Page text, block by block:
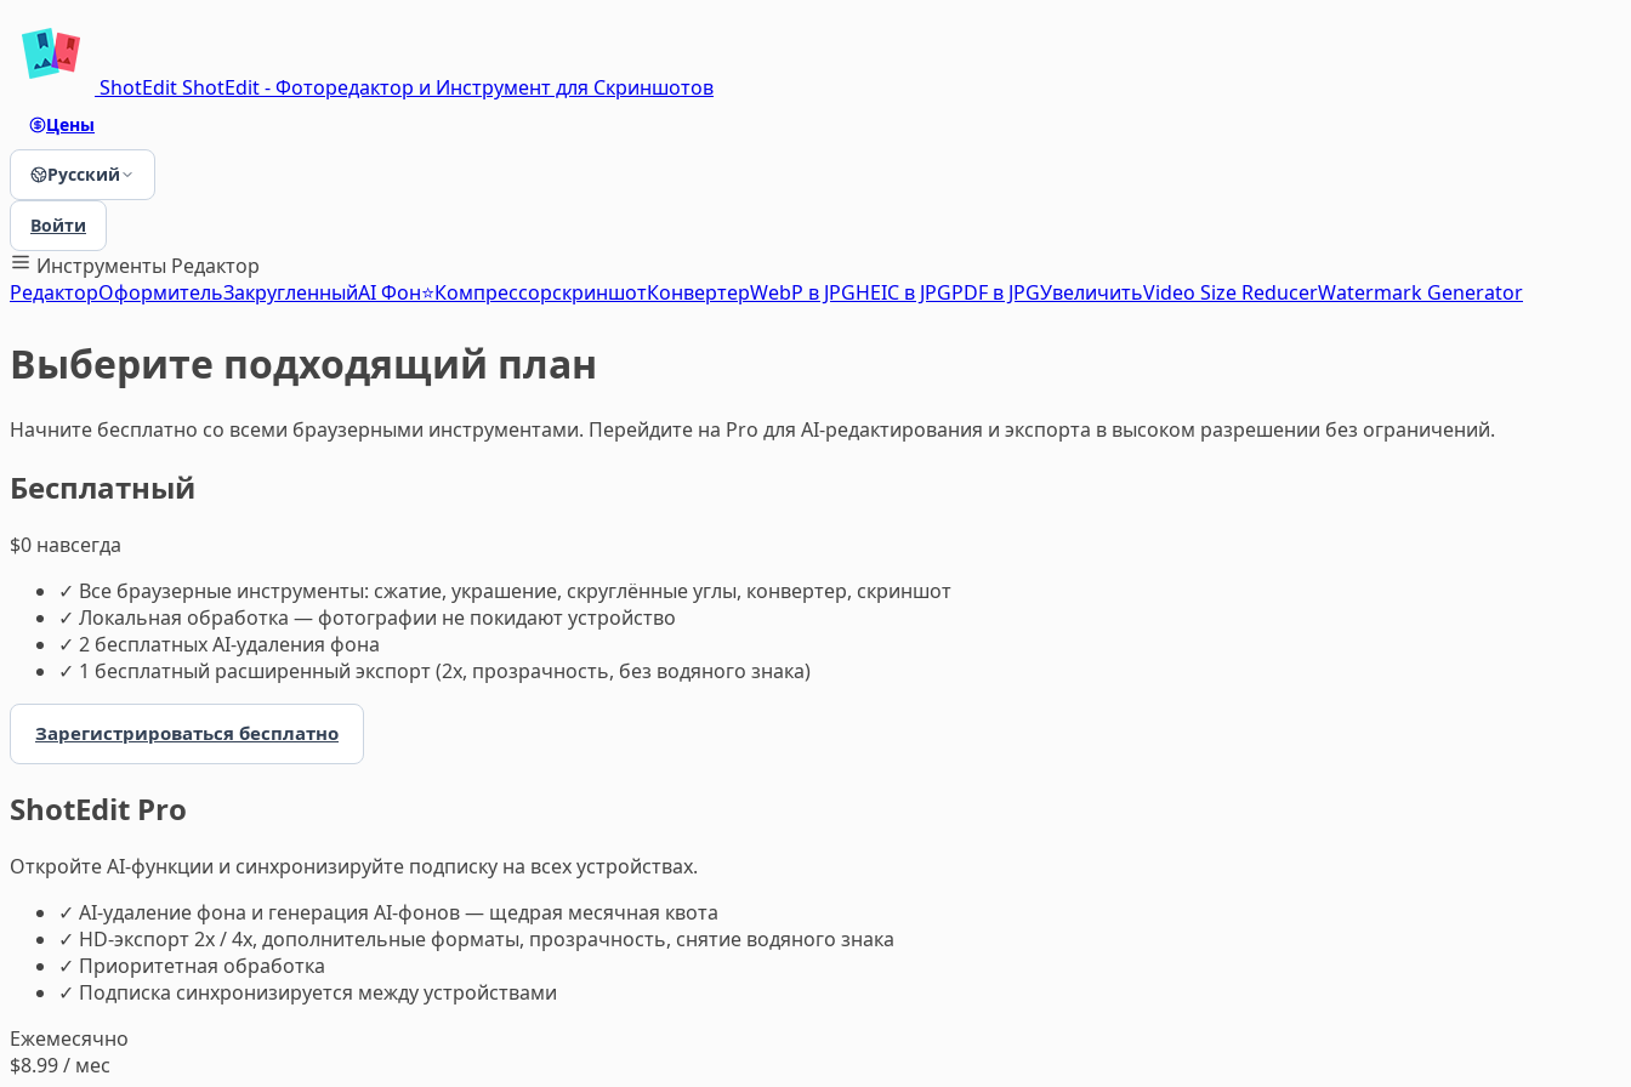
ShotEditShotEdit - Фоторедактор и Инструмент для Скриншотов
Цены
Русский
Войти
Инструменты Редактор
РедакторОформительЗакругленныйAI Фон⭐КомпрессорскриншотКонвертерWebP в JPGHEIC в JPGPDF в JPGУвеличитьVideo Size ReducerWatermark Generator
Выберите подходящий план
Начните бесплатно со всеми браузерными инструментами. Перейдите на Pro для AI-редактирования и экспорта в высоком разрешении без ограничений.
Бесплатный
$0 навсегда
✓ Все браузерные инструменты: сжатие, украшение, скруглённые углы, конвертер, скриншот
✓ Локальная обработка — фотографии не покидают устройство
✓ 2 бесплатных AI-удаления фона
✓ 1 бесплатный расширенный экспорт (2x, прозрачность, без водяного знака)
Зарегистрироваться бесплатно
ShotEdit Pro
Откройте AI-функции и синхронизируйте подписку на всех устройствах.
✓ AI-удаление фона и генерация AI-фонов — щедрая месячная квота
✓ HD-экспорт 2x / 4x, дополнительные форматы, прозрачность, снятие водяного знака
✓ Приоритетная обработка
✓ Подписка синхронизируется между устройствами
Ежемесячно
$8.99/ мес